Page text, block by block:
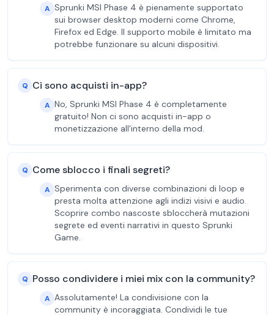
A Sprunki MSI Phase 4 è pienamente supportato
sui browser desktop moderni come Chrome,
Firefox ed Edge. Il supporto mobile è limitato ma
potrebbe funzionare su alcuni dispositivi.
Q Ci sono acquisti in-app?
A No, Sprunki MSI Phase 4 è completamente
gratuito! Non ci sono acquisti in-app o
monetizzazione all'interno della mod.
Q Come sblocco i finali segreti?
A Sperimenta con diverse combinazioni di loop e
presta molta attenzione agli indizi visivi e audio.
Scoprire combo nascoste sbloccherà mutazioni
segrete ed eventi narrativi in questo Sprunki
Game.
Q Posso condividere i miei mix con la community?
A Assolutamente! La condivisione con la
community è incoraggiata. Condividi le tue